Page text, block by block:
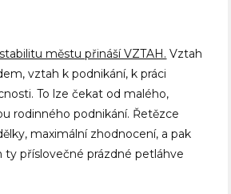
městu přináší VZTAH. Vztah
vztah k podnikání, k práci
To lze čekat od malého,
rodinného podnikání. Řetězce
maximální zhodnocení, a pak
ty příslovečné prázdné petláhve